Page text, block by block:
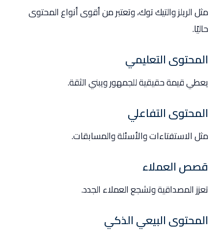
مثل الريلز والتيك توك، وتعتبر من أقوى أنواع المحتوى
حاليًا.
المحتوى التعليمي
يعطي قيمة حقيقية للجمهور ويبني الثقة.
المحتوى التفاعلي
مثل الاستفتاءات والأسئلة والمسابقات.
قصص العملاء
تعزز المصداقية وتشجع العملاء الجدد.
المحتوى البيعي الذكي